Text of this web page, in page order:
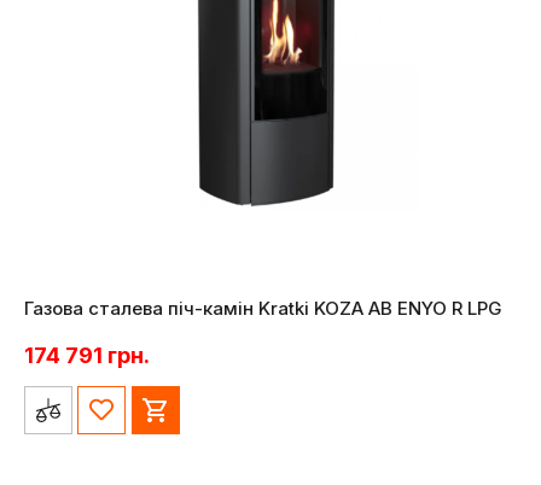
Газова сталева піч-камін Kratki KOZA AB ENYO R LPG
174 791 грн.